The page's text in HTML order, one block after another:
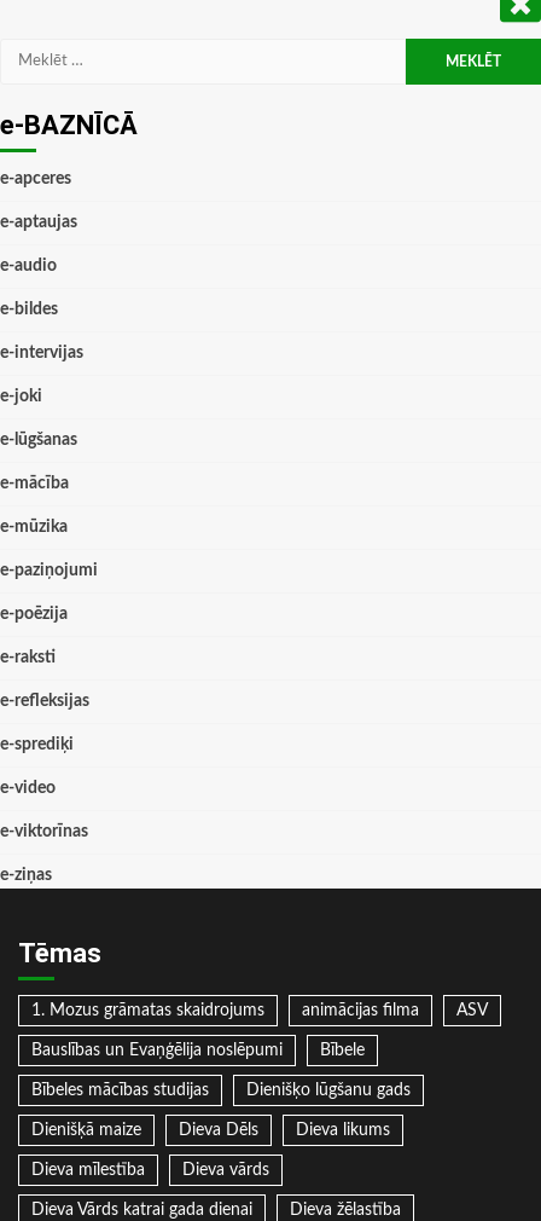
Meklēt:
e-BAZNĪCĀ
e-apceres
e-aptaujas
e-audio
e-bildes
e-intervijas
e-joki
e-lūgšanas
e-mācība
e-mūzika
e-paziņojumi
e-poēzija
e-raksti
e-refleksijas
e-sprediķi
e-video
e-viktorīnas
e-ziņas
Tēmas
1. Mozus grāmatas skaidrojums animācijas filma ASV
Bauslības un Evaņģēlija noslēpumi Bībele
Bībeles mācības studijas Dienišķo lūgšanu gads
Dienišķā maize Dieva Dēls Dieva likums
Dieva mīlestība Dieva vārds
Dieva Vārds katrai gada dienai Dieva žēlastība